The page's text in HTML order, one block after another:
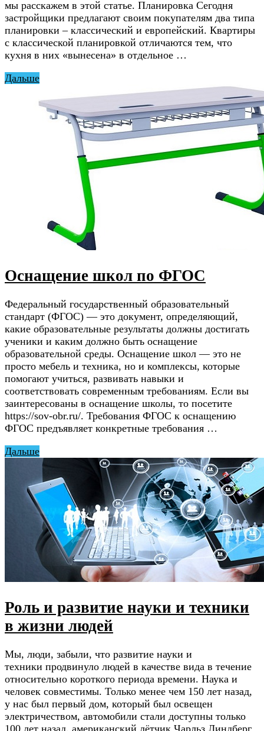
мы расскажем в этой статье. Планировка Сегодня
застройщики предлагают своим покупателям два типа
планировки – классический и европейский. Квартиры
с классической планировкой отличаются тем, что
кухня в них «вынесена» в отдельное …
Дальше
Оснащение школ по ФГОС
Федеральный государственный образовательный
стандарт (ФГОС) — это документ, определяющий,
какие образовательные результаты должны достигать
ученики и каким должно быть оснащение
образовательной среды. Оснащение школ — это не
просто мебель и техника, но и комплексы, которые
помогают учиться, развивать навыки и
соответствовать современным требованиям. Если вы
заинтересованы в оснащение школы, то посетите
https://sov-obr.ru/. Требования ФГОС к оснащению
ФГОС предъявляет конкретные требования …
Дальше
Роль и развитие науки и техники
в жизни людей
Мы, люди, забыли, что развитие науки и
техники продвинуло людей в качестве вида в течение
относительно короткого периода времени. Наука и
человек совместимы. Только менее чем 150 лет назад,
у нас был первый дом, который был освещен
электричеством, автомобили стали доступны только